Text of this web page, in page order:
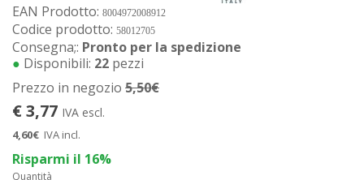
EAN Prodotto: 8004972008912
Codice prodotto: 58012705
Consegna;: Pronto per la spedizione
● Disponibili: 22 pezzi
Prezzo in negozio 5,50€
€ 3,77 IVA escl.
4,60€ IVA incl.
Risparmi il 16%
Quantità